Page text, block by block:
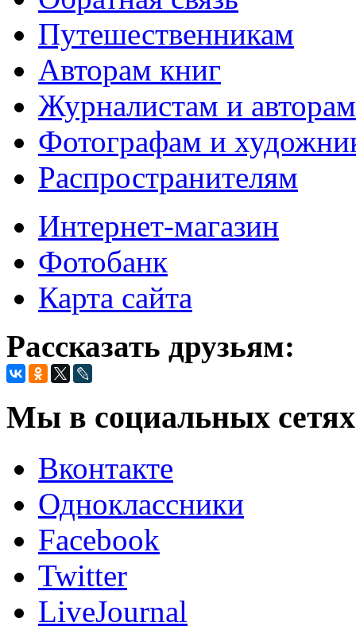
Путешественникам
Авторам книг
Журналистам и авторам
Фотографам и
Распространителям
Интернет-магазин
Фотобанк
Карта сайта
Рассказать друзьям:
Мы в социальных
Вконтакте
Одноклассники
Facebook
Twitter
LiveJournal